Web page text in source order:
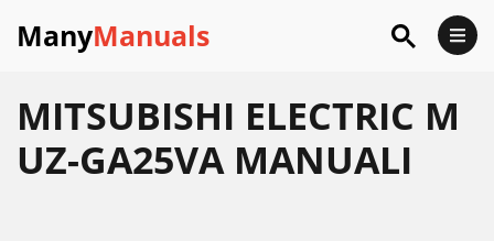
ManyManuals
MITSUBISHI ELECTRIC M
UZ-GA25VA MANUALI